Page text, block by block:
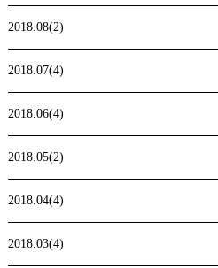
2018.08(2)
2018.07(4)
2018.06(4)
2018.05(2)
2018.04(4)
2018.03(4)